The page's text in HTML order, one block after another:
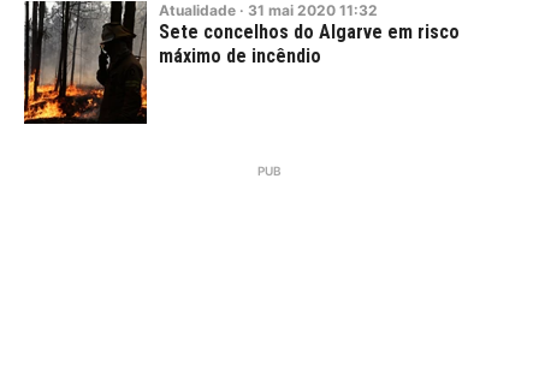
Atualidade · 31 mai 2020 11:32
Sete concelhos do Algarve em risco
máximo de incêndio